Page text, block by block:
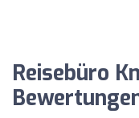
Reisebüro